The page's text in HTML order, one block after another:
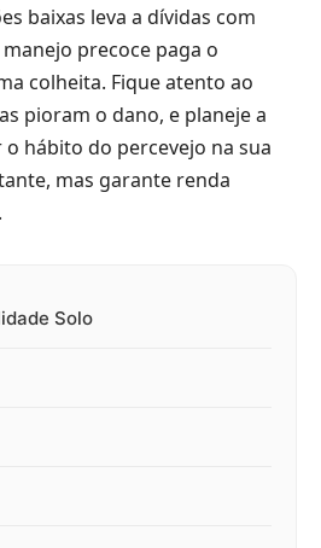
baixas leva a dívidas com
precoce paga o
colheita. Fique atento ao
pioram o dano, e planeje a
hábito do percevejo na sua
mas garante renda
Solo